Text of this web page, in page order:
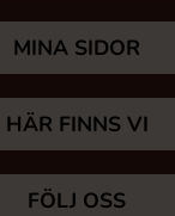
MINA SIDOR
HÄR FINNS VI
FÖLJ OSS